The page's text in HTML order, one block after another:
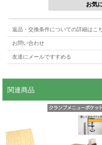
テーブルの上がスッキリすることで
た、天板の拭き掃除もしやすくなる
担を減らすことにもつながります。
■強粘着両面テープで簡単取り付け！
返品・交換条件についての詳細はこ
お問い合わせ
友達にメールですすめる
関連商品